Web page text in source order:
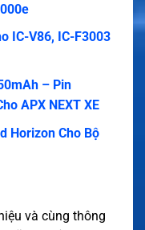
IC-V86, IC-F3003
– Pin
APX NEXT XE
Horizon Cho Bộ
và cùng thông